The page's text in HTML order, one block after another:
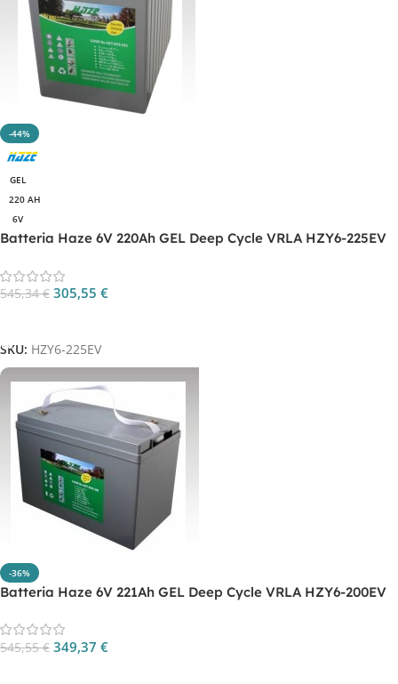
-44%
GEL
220 AH
6V
Batteria Haze 6V 220Ah GEL Deep Cycle VRLA HZY6-225EV
545,34€ 305,55 €
SKU: HZY6-225EV
-36%
Batteria Haze 6V 221Ah GEL Deep Cycle VRLA HZY6-200EV
545,55€ 349,37 €